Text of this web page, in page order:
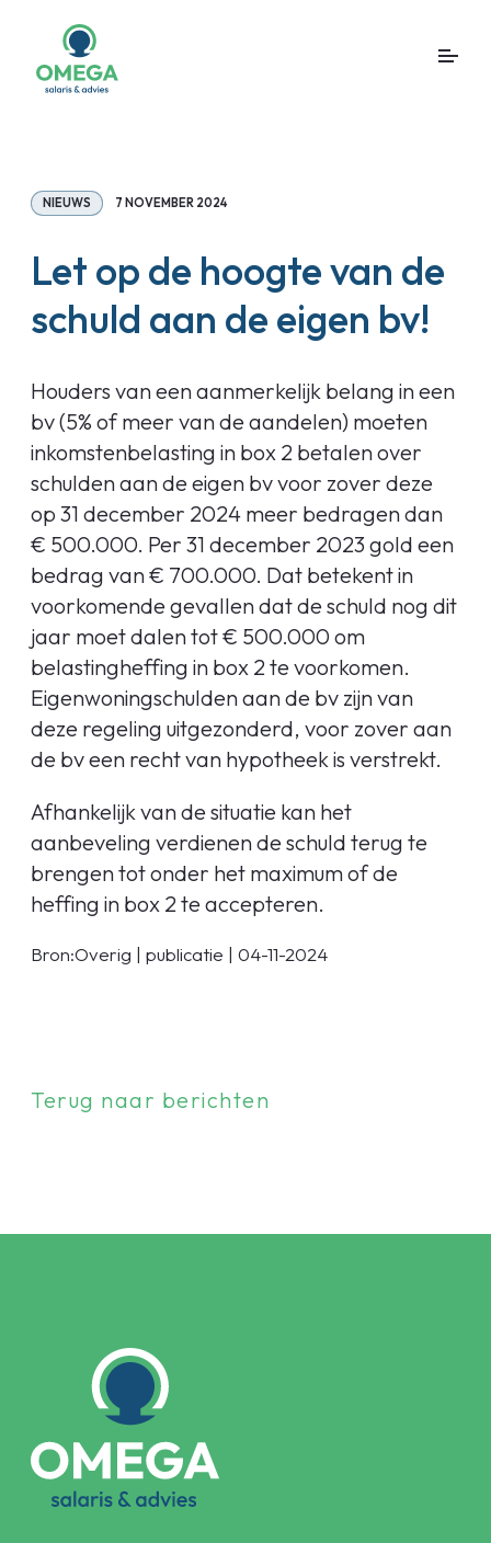
NIEUWS 7 NOVEMBER 2024
Let op de hoogte van de
schuld aan de eigen bv!
Houders van een aanmerkelijk belang in een
bv (5% of meer van de aandelen) moeten
inkomstenbelasting in box 2 betalen over
schulden aan de eigen bv voor zover deze
op 31 december 2024 meer bedragen dan
€ 500.000. Per 31 december 2023 gold een
bedrag van € 700.000. Dat betekent in
voorkomende gevallen dat de schuld nog dit
jaar moet dalen tot € 500.000 om
belastingheffing in box 2 te voorkomen.
Eigenwoningschulden aan de bv zijn van
deze regeling uitgezonderd, voor zover aan
de bv een recht van hypotheek is verstrekt.
Afhankelijk van de situatie kan het
aanbeveling verdienen de schuld terug te
brengen tot onder het maximum of de
heffing in box 2 te accepteren.
Bron:Overig | publicatie | 04-11-2024
Terug naar berichten